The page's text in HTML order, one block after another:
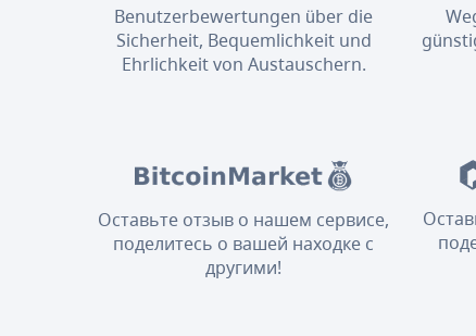
Benutzerbewertungen über die
Sicherheit, Bequemlichkeit und
Ehrlichkeit von Austauschern.
Оставьте отзыв о нашем сервисе,
поделитесь о вашей находке с
другими!